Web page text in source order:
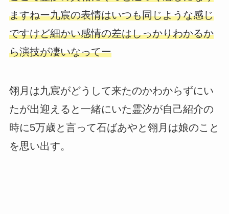
ますねー九宸の表情はいつも同じような感じ
ですけど細かい感情の差はしっかりわかるか
ら演技が凄いなってー
翎月は九宸がどうして来たのかわからずにい
たが出迎えると一緒にいた霊汐が自己紹介の
時に5万歳と言って石ばあやと翎月は娘のこと
を思い出す。